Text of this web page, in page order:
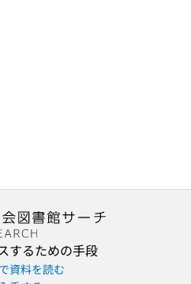
するための手段
資料を読む